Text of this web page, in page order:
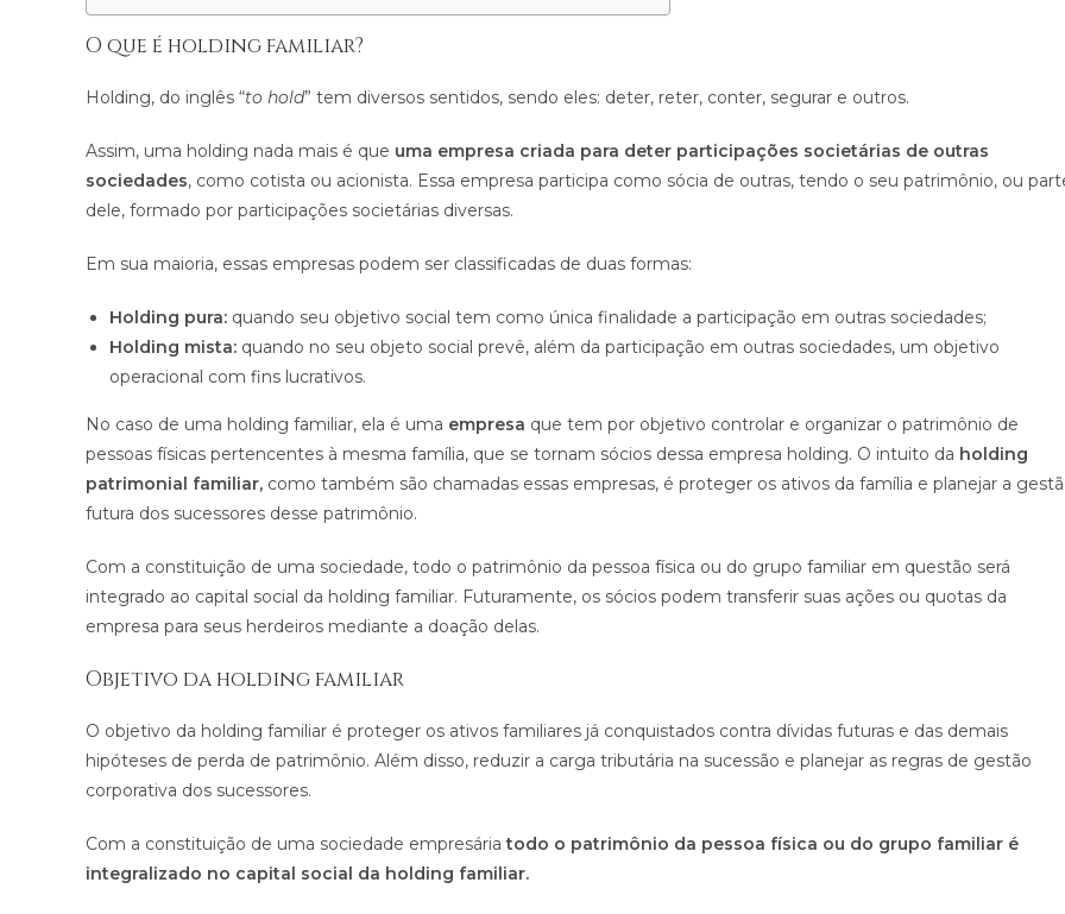
O que é holding familiar?
Holding, do inglês “to hold” tem diversos sentidos, sendo eles: deter, reter, conter, segurar e outros.
Assim, uma holding nada mais é que uma empresa criada para deter participações societárias de outras
sociedades, como cotista ou acionista. Essa empresa participa como sócia de outras, tendo o seu patrimônio, ou
dele, formado por participações societárias diversas.
Em sua maioria, essas empresas podem ser classificadas de duas formas:
Holding pura: quando seu objetivo social tem como única finalidade a participação em outras sociedades;
Holding mista: quando no seu objeto social prevê, além da participação em outras sociedades, um objetivo
operacional com fins lucrativos.
No caso de uma holding familiar, ela é uma empresa que tem por objetivo controlar e organizar o patrimônio de
pessoas físicas pertencentes à mesma família, que se tornam sócios dessa empresa holding. O intuito da holding
patrimonial familiar, como também são chamadas essas empresas, é proteger os ativos da família e planejar a
futura dos sucessores desse patrimônio.
Com a constituição de uma sociedade, todo o patrimônio da pessoa física ou do grupo familiar em questão será
integrado ao capital social da holding familiar. Futuramente, os sócios podem transferir suas ações ou quotas da
empresa para seus herdeiros mediante a doação delas.
Objetivo da holding familiar
O objetivo da holding familiar é proteger os ativos familiares já conquistados contra dívidas futuras e das demais
hipóteses de perda de patrimônio. Além disso, reduzir a carga tributária na sucessão e planejar as regras de gestão
corporativa dos sucessores.
Com a constituição de uma sociedade empresária todo o patrimônio da pessoa física ou do grupo familiar é
integralizado no capital social da holding familiar.